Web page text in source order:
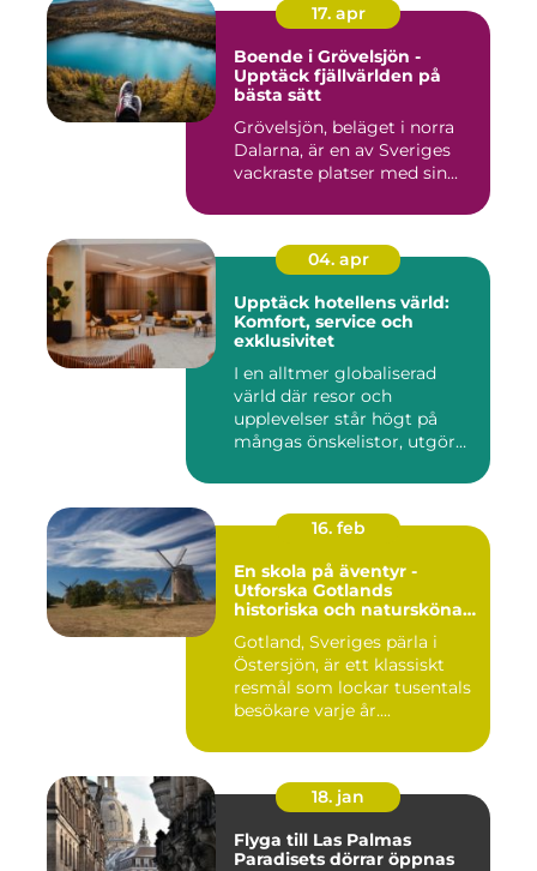
17. apr
Boende i Grövelsjön -
Upptäck fjällvärlden på
bästa sätt
Grövelsjön, beläget i norra
Dalarna, är en av Sveriges
vackraste platser med sin...
04. apr
Upptäck hotellens värld:
Komfort, service och
exklusivitet
I en alltmer globaliserad
värld där resor och
upplevelser står högt på
mångas önskelistor, utgör
16. feb
En skola på äventyr -
Utforska Gotlands
historiska och natursköna
Gotland, Sveriges pärla i
Östersjön, är ett klassiskt
resmål som lockar tusentals
besökare varje år....
18. jan
Flyga till Las Palmas
Paradisets dörrar öppnas